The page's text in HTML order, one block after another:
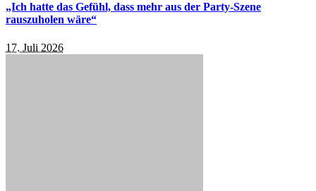
„Ich hatte das Gefühl, dass mehr aus der Party-Szene
rauszuholen wäre“
17. Juli 2026